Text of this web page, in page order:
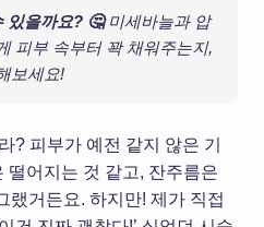
있을까요? 🤔미세바늘과 압
피부 속부터 꽉 채워주는지,
보세요!
? 피부가 예전 같지 않은 기
떨어지는 것 같고, 잔주름은
거든요. 하지만! 제가 직접